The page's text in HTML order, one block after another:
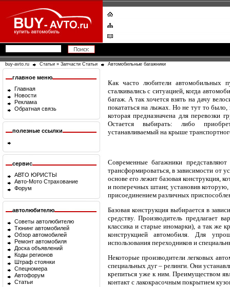
buy-avto.ru Статьи » Запчасти Статьи Автомобильные багажники
главное меню
Главная
Новости
Реклама
Обратная связь
полезные ссылки
сервис
АВТО ЮРИСТЫ
Авто-Мото Страхование
Форум
автолюбителю
Советы автолюбителю
Тюнинг автомобилей
Обзор автомобилей
Ремонт автомобиля
Доска объявлений
Коды регионов
Штраф стоянки
Спецномера
Автофорум
Статьи
Как часто любители автомобильных
сталкивались с ситуацией, когда
багаж. А так хочется взять на дачу
покататься на лыжах. Но не тут то было,
которая предназначена для перевозки
Остается выбирать: либо
устанавливаемый на крыше
Современные багажники
трансформироваться, в зависимости от
основе его лежит базовая конструкция,
и поперечных штанг, установив
присоединением различных
Базовая конструкция выбирается в
средству. Производитель предлагает
классика и старые иномарки), а так же
конструкцией автомобиля. Для
использования переходников и
Некоторые производители легковых
специальных дуг – релинги. Они
крепиться уже к ним. Преимуществом
контакт с лакокрасочным покрытием